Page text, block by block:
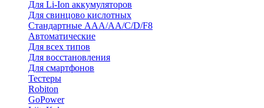
Для Li-Ion аккумуляторов
Для свинцово кислотных
Стандартные ААА/АА/С/D/F8
Автоматические
Для всех типов
Для восстановления
Для смартфонов
Тестеры
Robiton
GoPower